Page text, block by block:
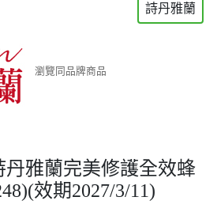
瀏覽同品牌商品
詩丹雅蘭
丹雅蘭完美修護全效蜂
效期2027/3/11)